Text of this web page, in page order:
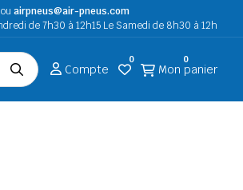
ou airpneus@air-pneus.com
de 7h30 à 12h15 Le Samedi de 8h30 à 12h
Compte
0
Mon panier
0